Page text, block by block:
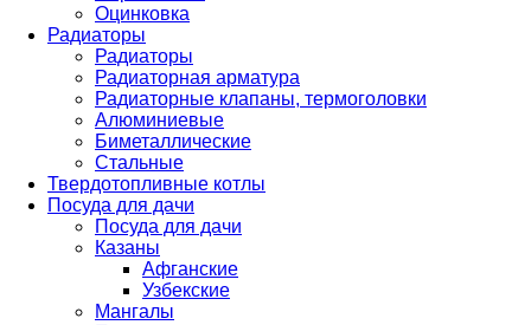
Оцинковка
Радиаторы
Радиаторы
Радиаторная арматура
Радиаторные клапаны, термоголовки
Алюминиевые
Биметаллические
Стальные
Твердотопливные котлы
Посуда для дачи
Посуда для дачи
Казаны
Афганские
Узбекские
Мангалы